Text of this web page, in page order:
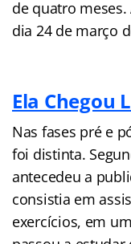
de quatro
dia 24 de março
Ela Chegou
Nas fases pré e
foi distinta.
antecedeu a
consistia em
exercícios, em